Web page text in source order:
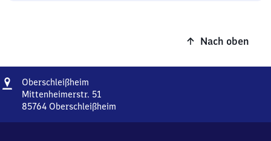
Nach oben
Adresse
Oberschleißheim
Mittenheimerstr. 51
85764 Oberschleißheim